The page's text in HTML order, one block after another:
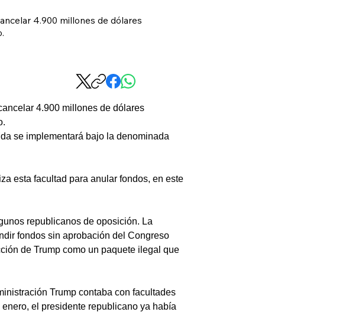
4.900 millones de dólares
4.900 millones de dólares
se implementará bajo la denominada
esta facultad para anular fondos, en este
republicanos de oposición. La
fondos sin aprobación del Congreso
de Trump como un paquete ilegal que
Trump contaba con facultades
el presidente republicano ya había